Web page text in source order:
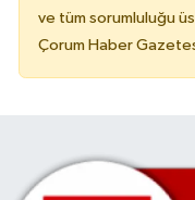
ve tüm sorumluluğu
Çorum Haber